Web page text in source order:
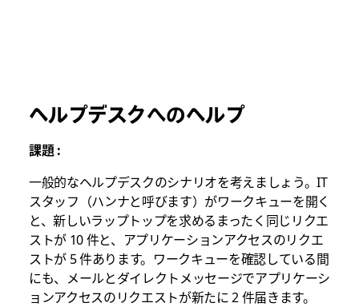
ヘルプデスクへのヘルプ
課題 :
一般的なヘルプデスクのシナリオを考えましょう。IT
スタッフ（ハンナと呼びます）がワークキューを開く
と、新しいラップトップを求めるまったく同じリクエ
ストが 10 件と、アプリケーションアクセスのリクエ
ストが 5 件あります。ワークキューを確認している間
にも、メールとダイレクトメッセージでアプリケーシ
ョンアクセスのリクエストが新たに 2 件届きます。